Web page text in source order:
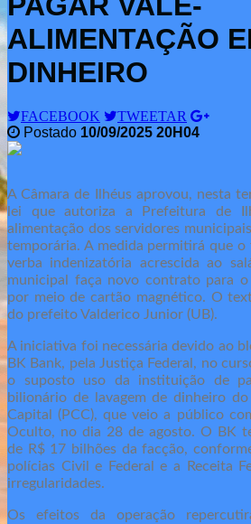
ALIMENTAÇÃO
DINHEIRO
FACEBOOK
TWEETAR
Postado 10/09/2025 20H04
A Câmara de Ilhéus aprovou, nesta
lei que autoriza a Prefeitura de
alimentação dos servidores
temporária. A medida permitirá que o
verba indenizatória acrescida ao
municipal faça novo contrato para
por meio de cartão magnético. O
do prefeito Valderico Junior (UB).
A iniciativa foi necessária devido ao
BK Bank, pela Justiça Federal, no
o suposto uso da instituição de
bilionário de lavagem de dinheiro
Capital (PCC), que veio a público
Oculto, no dia 28 de agosto. O BK
de R$ 17 bilhões da facção,
polícias Civil e Federal e a Receita
irregularidades.
Os efeitos da operação